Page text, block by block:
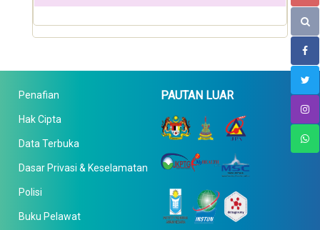
Penafian
Hak Cipta
Data Terbuka
Dasar Privasi & Keselamatan
Polisi
Buku Pelawat
PAUTAN LUAR